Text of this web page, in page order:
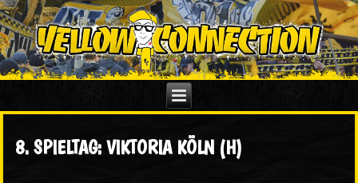
8. SPIELTAG: VIKTORIA KÖLN (H)